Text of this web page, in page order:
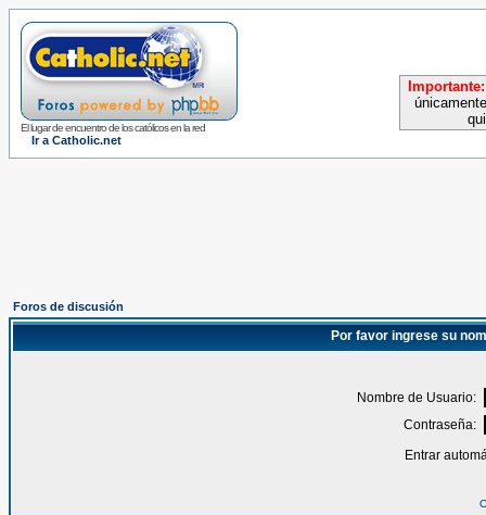
El lugar de encuentro de los católicos en la red
Ir a Catholic.net
Importante:
Foros de discusión
Por favor ingrese su
Nombre de Usuario:
Contraseña:
Entrar